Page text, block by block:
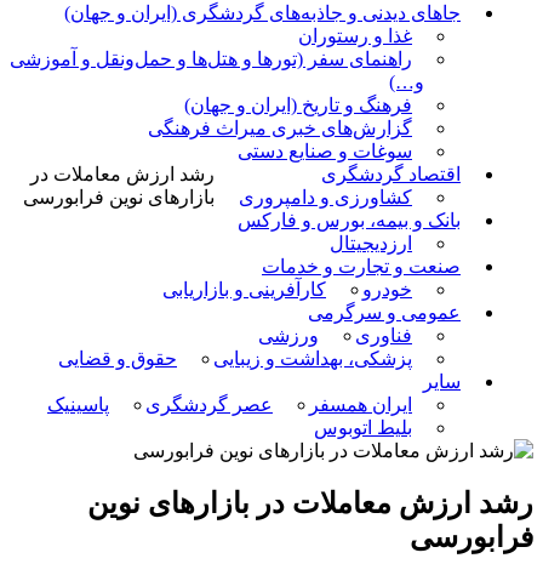
جاهای دیدنی و جاذبه‌های گردشگری (ایران و جهان)
غذا و رستوران
راهنمای سفر (تورها و هتل‌ها و حمل‌و‌نقل و آموزشی
و…)
فرهنگ و تاریخ (ایران و جهان)
گزارش‌های خبری میراث فرهنگی
سوغات و صنایع دستی
اقتصاد گردشگری
کشاورزی و دامپروری
بانک و بیمه، بورس و فارکس
ارزدیجیتال
صنعت و تجارت و خدمات
خودرو
کارآفرینی و بازاریابی
عمومی و سرگرمی
فناوری
ورزشی
پزشکی، بهداشت و زیبایی
حقوق و قضایی
سایر
ایران همسفر
عصر گردشگری
پاسینیک
بلیط اتوبوس
رشد ارزش معاملات در
بازارهای نوین فرابورسی
رشد ارزش معاملات در بازارهای نوین
فرابورسی